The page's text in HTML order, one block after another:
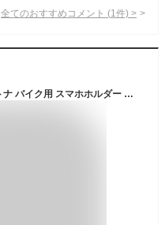
全てのおすすめコメント (1 件) >
エスピーコネクト(SP Connect) デイトナ バイク用 スマホホルダー フォンケース(SPC+) エクストリーム iPhone16 Pro 49387